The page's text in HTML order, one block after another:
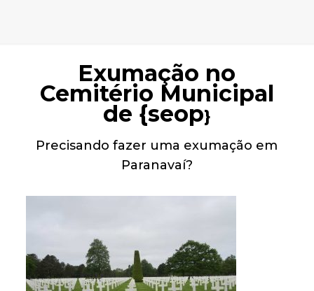
Exumação no
Cemitério Municipal
de {seop}
Precisando fazer uma exumação em
Paranavaí?